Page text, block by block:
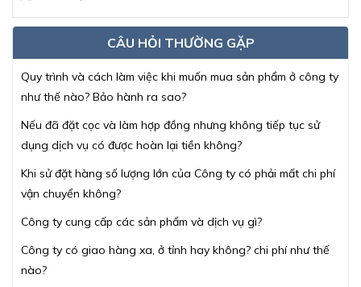
CÂU HỎI THƯỜNG GẶP
Quy trình và cách làm việc khi muốn mua sản phẩm ở công ty
như thế nào? Bảo hành ra sao?
Nếu đã đặt cọc và làm hợp đồng nhưng không tiếp tục sử
dụng dịch vụ có được hoàn lại tiền không?
Khi sử đặt hàng số lượng lớn của Công ty có phải mất chi phí
vận chuyển không?
Công ty cung cấp các sản phẩm và dịch vụ gì?
Công ty có giao hàng xa, ở tỉnh hay không? chi phí như thế
nào?